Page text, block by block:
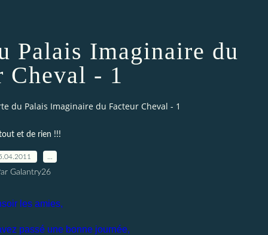
Palais Imaginaire du
Cheval - 1
du Palais Imaginaire du Facteur Cheval - 1
et de rien !!!
Galantry26
les amies,
passé une bonne journée,